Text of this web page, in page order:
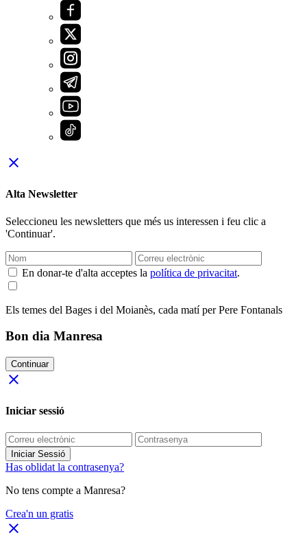
close
Alta Newsletter
Seleccioneu les newsletters que més us interessen i feu clic a
'Continuar'.
En donar-te d'alta acceptes la política de privacitat.
Els temes del Bages i del Moianès, cada matí per Pere Fontanals
Bon dia Manresa
Continuar
close
Iniciar sessió
Iniciar Sessió
Has oblidat la contrasenya?
No tens compte a Manresa?
Crea'n un gratis
close